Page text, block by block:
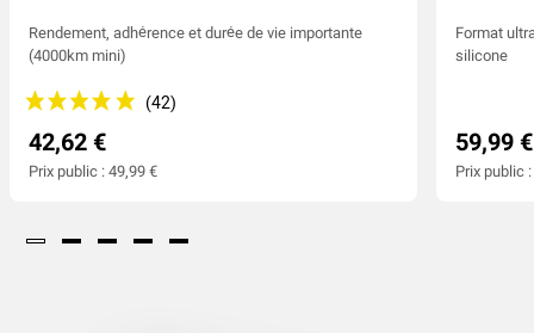
Rendement, adhérence et durée de vie importante
(4000km mini)
42,62 €
Prix public : 49,99 €
Format
silicone
59,99 €
Prix public